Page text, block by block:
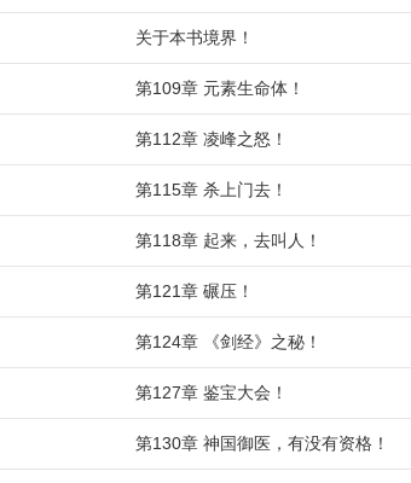
关于本书境界！
第109章 元素生命体！
第112章 凌峰之怒！
第115章 杀上门去！
第118章 起来，去叫人！
第121章 碾压！
第124章 《剑经》之秘！
第127章 鉴宝大会！
第130章 神国御医，有没有资格！